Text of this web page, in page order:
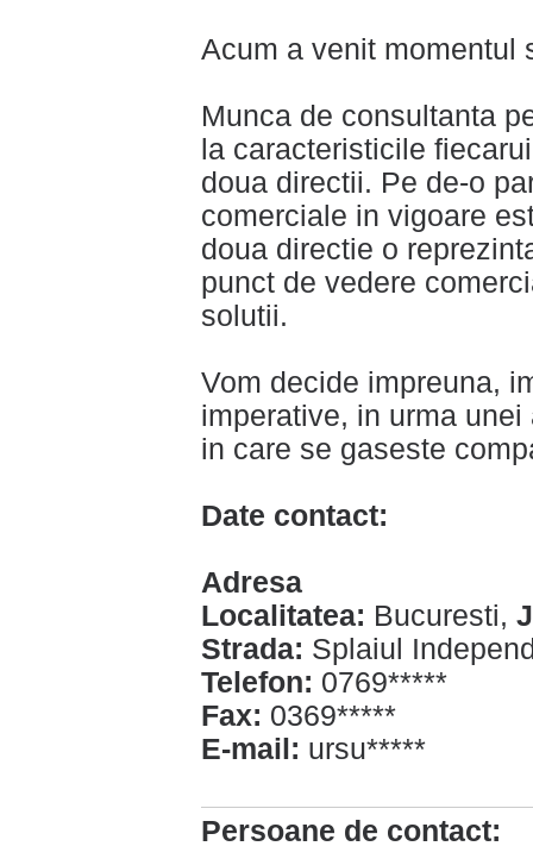
Acum a venit momentul
Munca de consultanta
la caracteristicile
doua directii. Pe de-o
comerciale in vigoare
doua directie o
punct de vedere
solutii.
Vom decide impreuna,
imperative, in urma
in care se gaseste
Date contact:
Adresa
Localitatea: Bucuresti,
Strada: Splaiul
Telefon: 0769*****
Fax: 0369*****
E-mail: ursu*****
Persoane de contact: